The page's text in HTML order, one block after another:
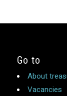
Go to
About
Vacancies